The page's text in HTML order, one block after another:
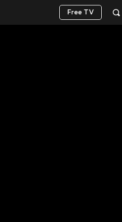
Free TV